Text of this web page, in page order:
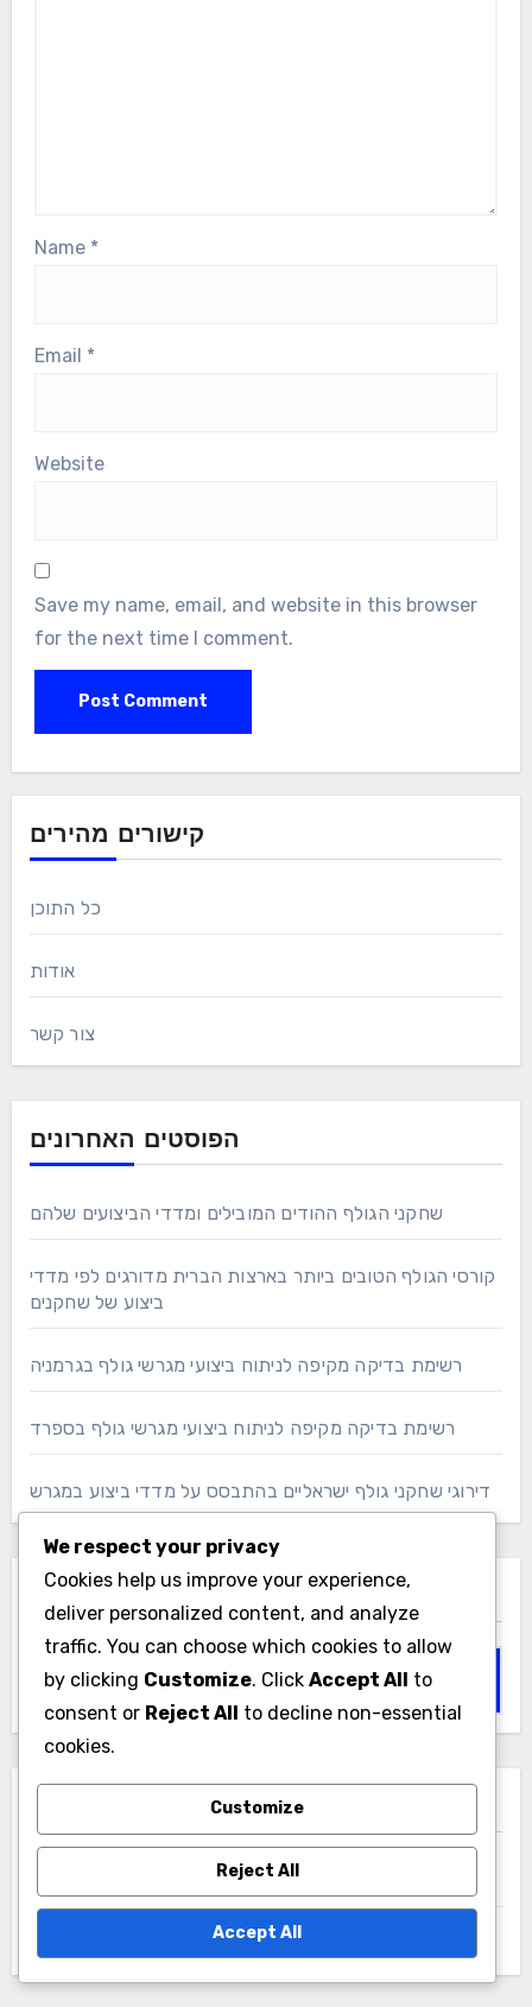
Name *
Email *
Website
Save my name, email, and website in this browser
for the next time I comment.
קישורים מהירים
כל התוכן
אודות
צור קשר
הפוסטים האחרונים
שחקני הגולף ההודים המובילים ומדדי הביצועים שלהם
קורסי הגולף הטובים ביותר בארצות הברית מדורגים לפי מדדי
ביצוע של שחקנים
רשימת בדיקה מקיפה לניתוח ביצועי מגרשי גולף בגרמניה
רשימת בדיקה מקיפה לניתוח ביצועי מגרשי גולף בספרד
דירוגי שחקני גולף ישראליים בהתבסס על מדדי ביצוע במגרש
for:
We respect your privacy
Cookies help us improve your experience,
deliver personalized content, and analyze
traffic. You can choose which cookies to allow
by clicking Customize. Click Accept All to
consent or Reject All to decline non-essential
cookies.
Customize
Reject All
Accept All